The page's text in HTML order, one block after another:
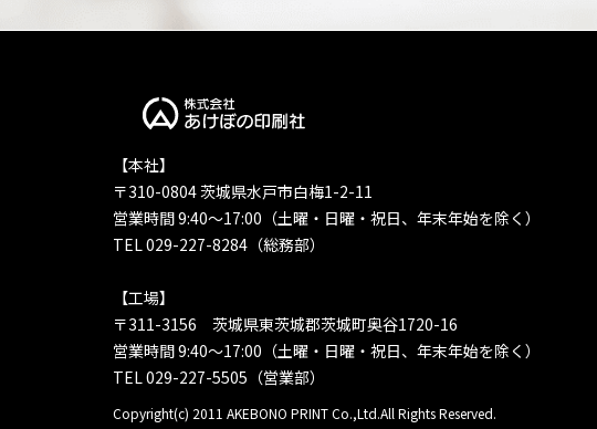
【本社】
〒310-0804 茨城県水戸市白梅1-2-11
営業時間 9:40〜17:00（土曜・日曜・祝日、年末年始を除く）
TEL 029-227-8284（総務部）
【工場】
〒311-3156 茨城県東茨城郡茨城町奥谷1720-16
営業時間 9:40〜17:00（土曜・日曜・祝日、年末年始を除く）
TEL 029-227-5505（営業部）
Copyright(c) 2011 AKEBONO PRINT Co.,Ltd.All Rights Reserved.